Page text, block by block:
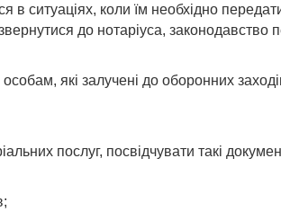
в ситуаціях, коли їм необхідно
до нотаріуса,
які залучені до оборонних
послуг, посвідчувати такі